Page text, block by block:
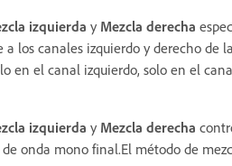
izquierda y Mezcla derecha
los canales izquierdo y derecho de
en el canal izquierdo, solo en el
izquierda y Mezcla derecha
onda mono final.El método de